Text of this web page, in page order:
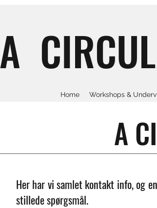
A
Home Workshops &
A
Her har vi samlet kontakt info, og
stillede spørgsmål.